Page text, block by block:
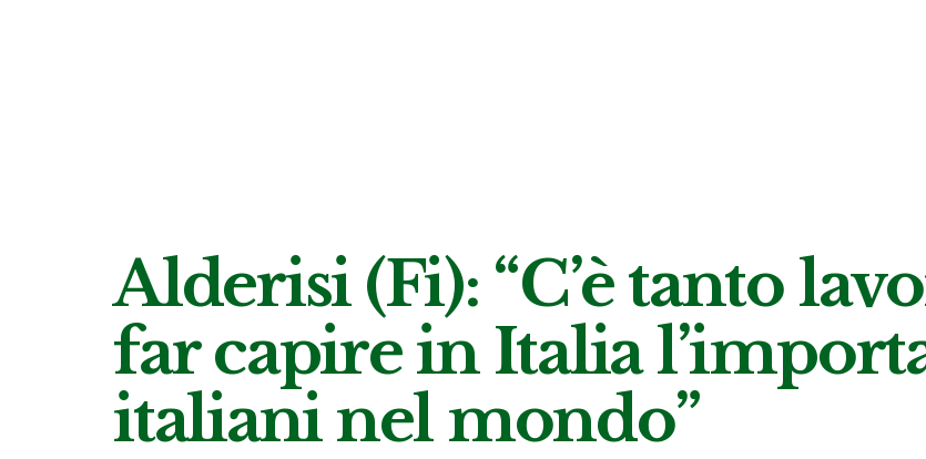
Alderisi (Fi): “C’è tanto
far capire in Italia
italiani nel mondo”